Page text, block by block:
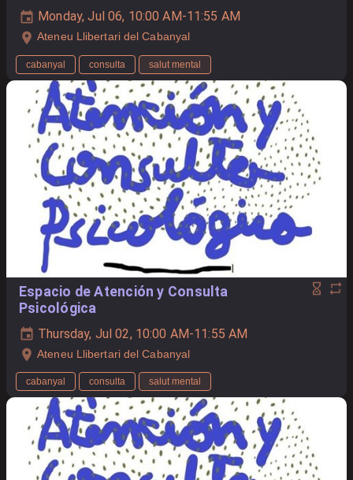
Monday, Jul 06, 10:00 AM-11:55 AM
Ateneu Llibertari del Cabanyal
cabanyal consulta salut mental
Espacio de Atención y Consulta
Psicológica
Thursday, Jul 02, 10:00 AM-11:55 AM
Ateneu Llibertari del Cabanyal
cabanyal consulta salut mental